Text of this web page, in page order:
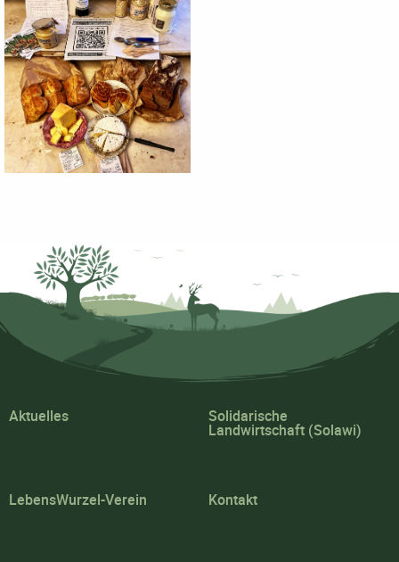
Aktuelles Solidarische
Landwirtschaft (Solawi)
LebensWurzel-Verein Kontakt